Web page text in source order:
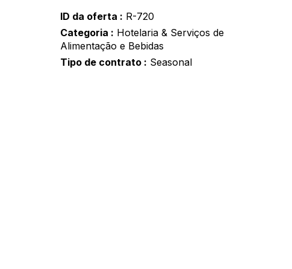
ID da oferta
R-720
Categoria
Hotelaria & Serviços de
Alimentação e Bebidas
Tipo de contrato
Seasonal